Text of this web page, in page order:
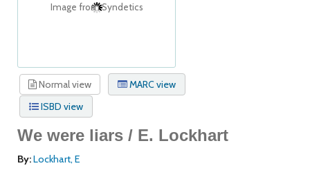
Image from Syndetics
Normal view
MARC view
ISBD view
We were liars / E. Lockhart
By:Lockhart, E